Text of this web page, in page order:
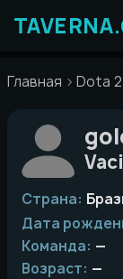
содержимому
Главная Dota 2
Страна:
Дата
Команда: —
Возраст: —